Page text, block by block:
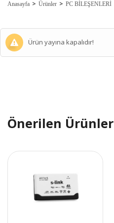
Anasayfa Ürünler PC BİLEŞENLERİ
Ürün yayına kapalıdır!
Önerilen Ürünler